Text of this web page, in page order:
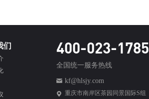
们 400-023-1785
全国统一服务热线
kf@hlsjy.com
重庆市南岸区茶园同景国际S组